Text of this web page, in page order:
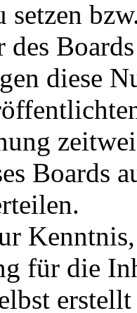
des
diese
Boards
für die